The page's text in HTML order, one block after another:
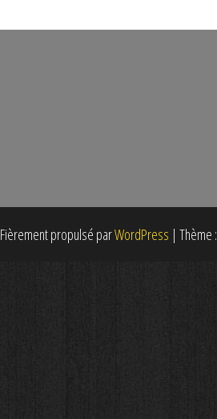
Fièrement propulsé parWordPress | Thème :